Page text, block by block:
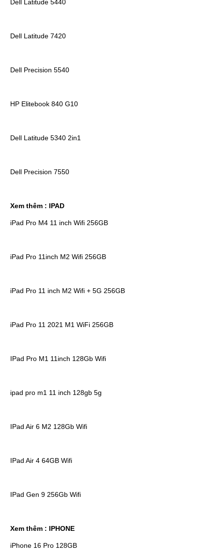
Dell Latitude 5440
Dell Latitude 7420
Dell Precision 5540
HP Elitebook 840 G10
Dell Latitude 5340 2in1
Dell Precision 7550
Xem thêm : IPAD
iPad Pro M4 11 inch Wifi 256GB
iPad Pro 11inch M2 Wifi 256GB
iPad Pro 11 inch M2 Wifi + 5G 256GB
iPad Pro 11 2021 M1 WiFi 256GB
IPad Pro M1 11inch 128Gb Wifi
ipad pro m1 11 inch 128gb 5g
IPad Air 6 M2 128Gb Wifi
IPad Air 4 64GB Wifi
IPad Gen 9 256Gb Wifi
Xem thêm : IPHONE
iPhone 16 Pro 128GB